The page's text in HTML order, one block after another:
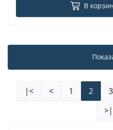
В
|< < 1 2 3
>|